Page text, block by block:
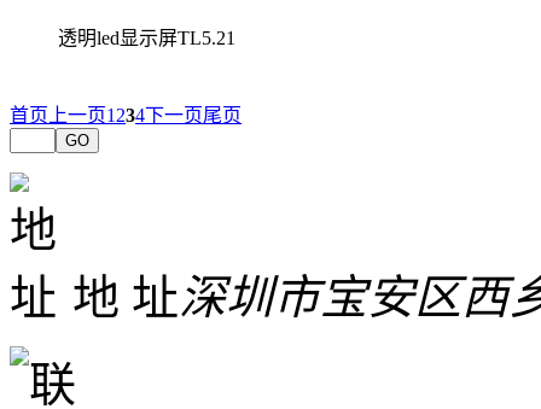
透明led显示屏TL5.21
首页 上一页1 234下一页尾页
GO
地 址深圳市宝安区西